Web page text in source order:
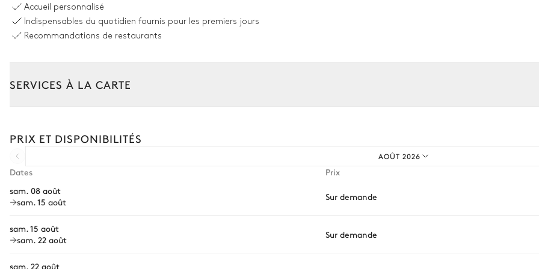
Salon
Cheminée
Cuisine
Ouverte
Four à micro-ondes
Four
Accueil personnalisé
Indispensables du quotidien fournis pour les premiers jours
Recommandations de restaurants
SERVICES À LA CARTE
Chef à domicile
Bien-être à domicile
PRIX ET DISPONIBILITÉS
AOÛT 2026
Dates
Prix
sam. 08 août
sam. 15 août
Sur demande
sam. 15 août
sam. 22 août
Sur demande
sam. 22 août